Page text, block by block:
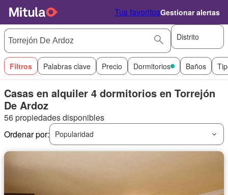
Tus favoritosGestionar alertas
Distrito
Filtros Palabras clave Precio Dormitorios Baños
Casas en alquiler 4 dormitorios en Torrejón
De Ardoz
56 propiedades disponibles
Ordenar por:
Popularidad